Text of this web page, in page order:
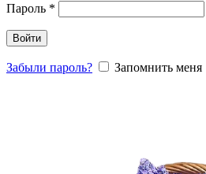
Пароль *
Войти
Забыли пароль? Запомнить меня